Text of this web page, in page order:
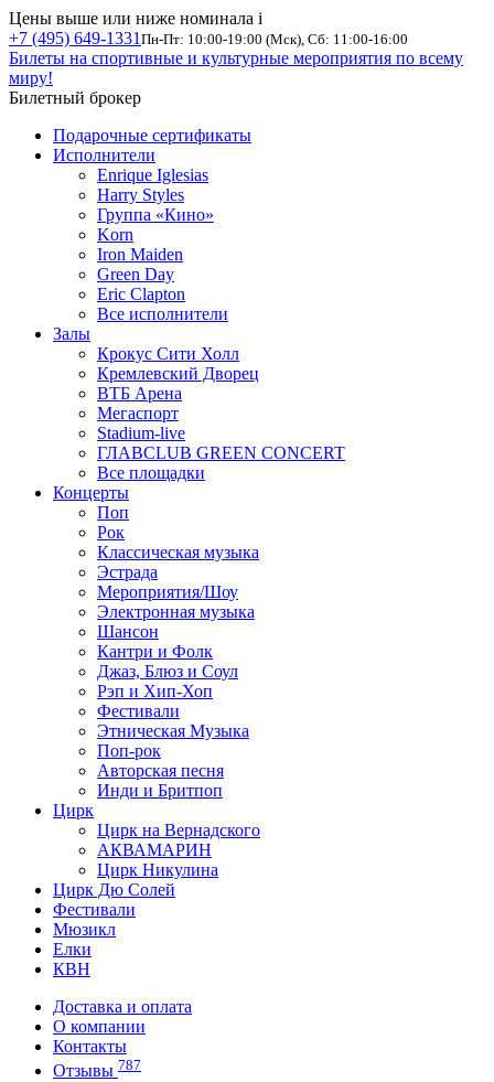
Цены выше или ниже номинала i
+7 (495) 649-1331 Пн-Пт: 10:00-19:00 (Мск), Сб: 11:00-16:00
Билеты на спортивные и культурные мероприятия по всему
миру!
Билетный брокер
Подарочные сертификаты
Исполнители
Enrique Iglesias
Harry Styles
Группа «Кино»
Korn
Iron Maiden
Green Day
Eric Clapton
Все исполнители
Залы
Крокус Сити Холл
Кремлевский Дворец
ВТБ Арена
Мегаспорт
Stadium-live
ГЛАВCLUB GREEN CONCERT
Все площадки
Концерты
Поп
Рок
Классическая музыка
Эстрада
Мероприятия/Шоу
Электронная музыка
Шансон
Кантри и Фолк
Джаз, Блюз и Соул
Рэп и Хип-Хоп
Фестивали
Этническая Музыка
Поп-рок
Авторская песня
Инди и Бритпоп
Цирк
Цирк на Вернадского
АКВАМАРИН
Цирк Никулина
Цирк Дю Солей
Фестивали
Мюзикл
Елки
КВН
Доставка и оплата
О компании
Контакты
Отзывы 787